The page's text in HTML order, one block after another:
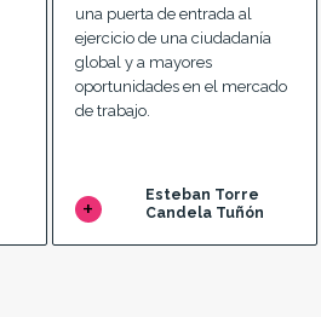
una puerta de entrada al
ejercicio de una ciudadanía
global y a mayores
oportunidades en el mercado
de trabajo.
Esteban Torre
Candela Tuñón